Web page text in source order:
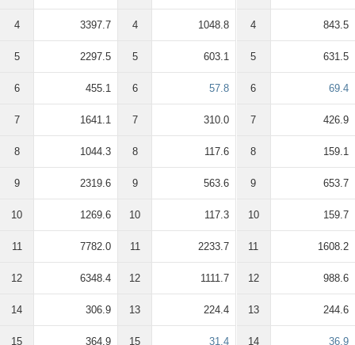
4 3397.7
5 2297.5
6 455.1
7 1641.1
8 1044.3
9 2319.6
10 1269.6
11 7782.0
12 6348.4
14 306.9
15 364.9
4 1048.8
5 603.1
6 57.8
7 310.0
8 117.6
9 563.6
10 117.3
11 2233.7
12 1111.7
13 224.4
15 31.4
4 843.5
5 631.5
6 69.4
7 426.9
8 159.1
9 653.7
10 159.7
11 1608.2
12 988.6
13 244.6
14 36.9